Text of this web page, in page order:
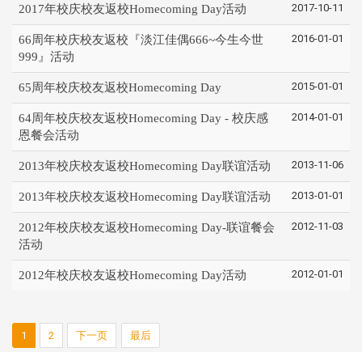
2017年校庆校友返校Homecoming Day活动 2017-10-11
66周年校庆校友返校『淡江佳偶666~今生今世
999』活动
2016-01-01
65周年校庆校友返校Homecoming Day 2015-01-01
64周年校庆校友返校Homecoming Day - 校庆感
恩餐会活动
2014-01-01
2013年校庆校友返校Homecoming Day联谊活动 2013-11-06
2013年校庆校友返校Homecoming Day联谊活动 2013-01-01
2012年校庆校友返校Homecoming Day-联谊餐会
活动
2012-11-03
2012年校庆校友返校Homecoming Day活动 2012-01-01
1 2 下一页 最后